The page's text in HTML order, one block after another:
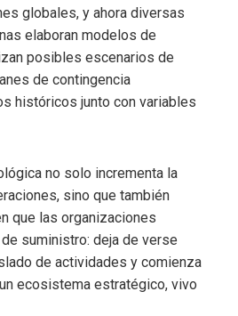
globales, y ahora diversas
elaboran modelos de
posibles escenarios de
de contingencia
históricos junto con variables
no solo incrementa la
sino que también
que las organizaciones
suministro: deja de verse
de actividades y comienza
ecosistema estratégico, vivo